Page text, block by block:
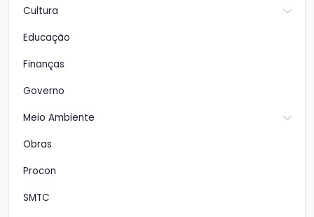
Cultura
Educação
Finanças
Governo
Meio Ambiente
Obras
Procon
SMTC